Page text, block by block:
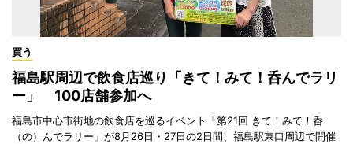
買う
福島駅周辺で飲食店巡り「きて！みて！呑んでラリ
ー」 100店舗参加へ
福島市中心市街地の飲食店を巡るイベント「第21回 きて！みて！呑
（の）んでラリー」が8月26日・27日の2日間、福島駅東口周辺で開催